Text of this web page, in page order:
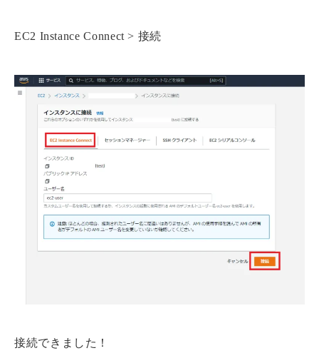
EC2 Instance Connect > 接続
接続できました！